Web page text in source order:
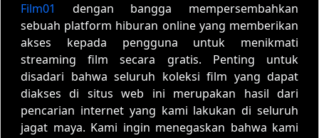
Film01
dengan bangga mempersembahkan
sebuah platform hiburan online yang memberikan
akses kepada pengguna untuk menikmati
streaming film secara gratis. Penting untuk
disadari bahwa seluruh koleksi film yang dapat
diakses di situs web ini merupakan hasil dari
pencarian internet yang kami lakukan di seluruh
jagat maya. Kami ingin menegaskan bahwa kami